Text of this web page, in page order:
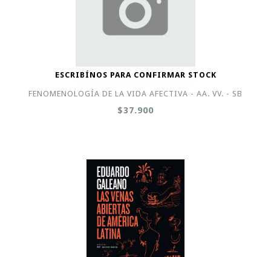
ESCRIBÍNOS PARA CONFIRMAR STOCK
FENOMENOLOGÍA DE LA VIDA AFECTIVA - AA. VV. - SB
$37.900